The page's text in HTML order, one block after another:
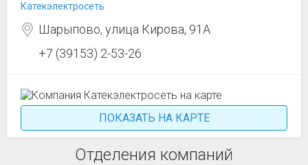
Катекэлектросеть
Шарыпово, улица Кирова, 91А
+7 (39153) 2-53-26
ПОКАЗАТЬ НА КАРТЕ
Отделения компаний